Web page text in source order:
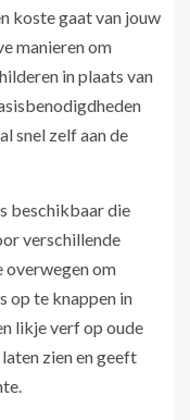
koste gaat van jouw
manieren om
in plaats van
snel zelf aan de
beschikbaar die
verschillende
overwegen om
op te knappen in
likje verf op oude
zien en geeft